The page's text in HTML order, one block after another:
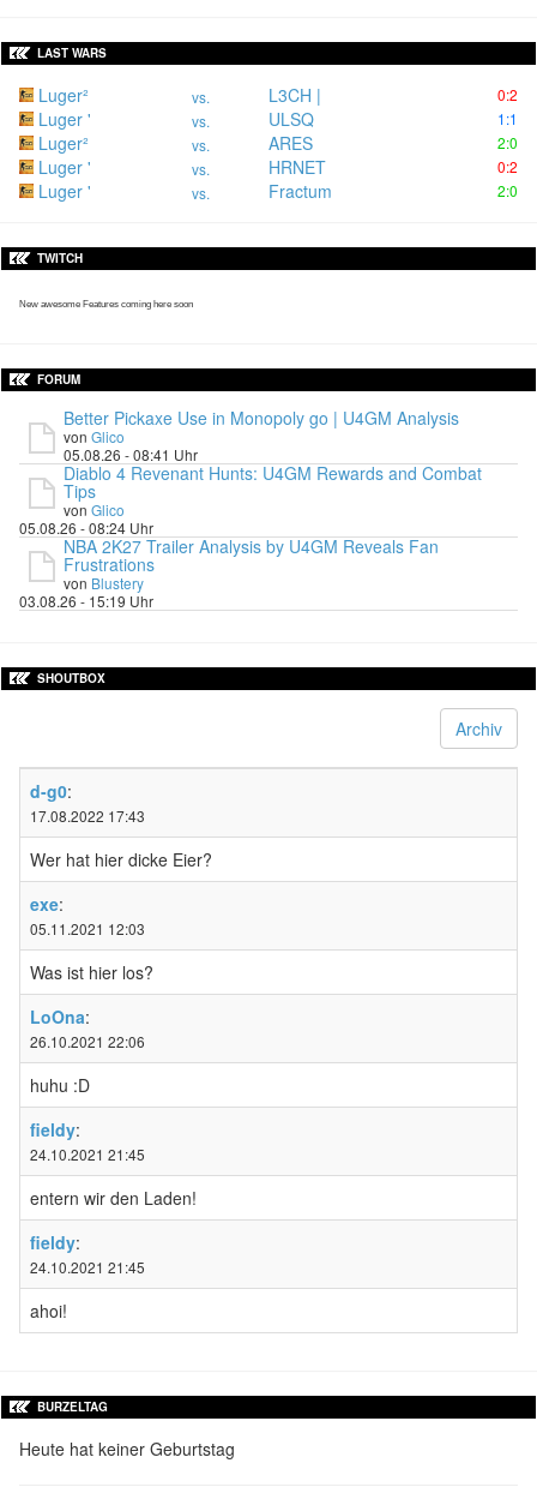
LAST WARS
Luger² vs. L3CH | 0:2
Luger ' vs. ULSQ 1:1
Luger² vs. ARES 2:0
Luger ' vs. HRNET 0:2
Luger ' vs. Fractum 2:0
TWITCH
New awesome Features coming here soon
FORUM
Better Pickaxe Use in Monopoly go | U4GM Analysis
von Glico
05.08.26 - 08:41 Uhr
Diablo 4 Revenant Hunts: U4GM Rewards and Combat
Tips
von Glico
05.08.26 - 08:24 Uhr
NBA 2K27 Trailer Analysis by U4GM Reveals Fan
Frustrations
von Blustery
03.08.26 - 15:19 Uhr
SHOUTBOX
Archiv
d-g0:
17.08.2022 17:43
Wer hat hier dicke Eier?
exe:
05.11.2021 12:03
Was ist hier los?
LoOna:
26.10.2021 22:06
huhu :D
fieldy:
24.10.2021 21:45
entern wir den Laden!
fieldy:
24.10.2021 21:45
ahoi!
BURZELTAG
Heute hat keiner Geburtstag